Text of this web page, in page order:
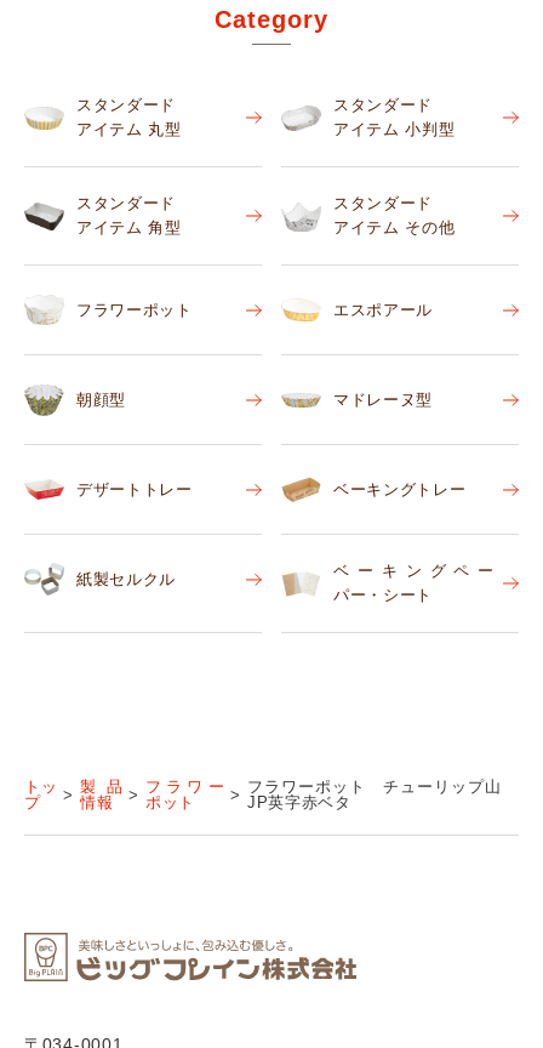
Category
スタンダード
アイテム 丸型
スタンダード
アイテム 小判型
スタンダード
アイテム 角型
スタンダード
アイテム その他
フラワーポット エスポアール
朝顔型 マドレーヌ型
デザートトレー ベーキングトレー
紙製セルクル
ベーキングペー
パー・シート
トッ
プ
製品
情報
フラワー
ポット
フラワーポット チューリップ山
JP英字赤ベタ